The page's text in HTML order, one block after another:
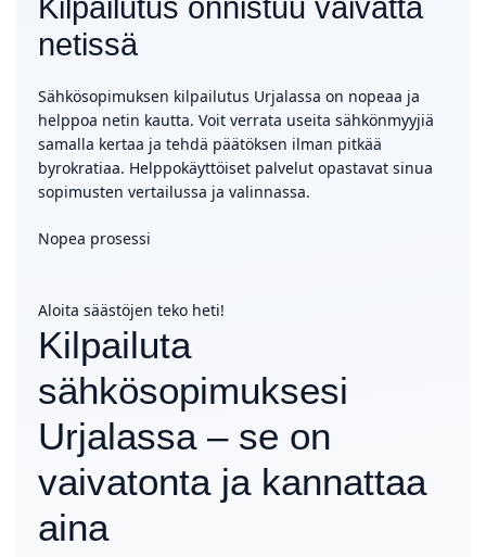
Kilpailutus onnistuu vaivatta
netissä
Sähkösopimuksen kilpailutus Urjalassa on nopeaa ja
helppoa netin kautta. Voit verrata useita sähkönmyyjiä
samalla kertaa ja tehdä päätöksen ilman pitkää
byrokratiaa. Helppokäyttöiset palvelut opastavat sinua
sopimusten vertailussa ja valinnassa.
Nopea prosessi
Aloita säästöjen teko heti!
Kilpailuta
sähkösopimuksesi
Urjalassa – se on
vaivatonta ja kannattaa
aina